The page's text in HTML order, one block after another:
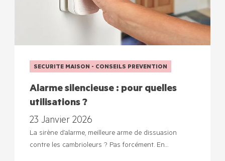
SECURITE MAISON - CONSEILS PREVENTION
Alarme silencieuse : pour quelles
utilisations ?
23 Janvier 2026
La sirène d’alarme, meilleure arme de dissuasion
contre les cambrioleurs ? Pas forcément. En…